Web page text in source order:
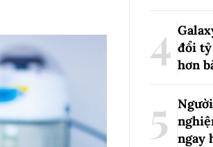
đổi
hơn
ngay